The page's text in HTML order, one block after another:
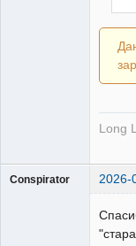
Long
Conspirator 2026-